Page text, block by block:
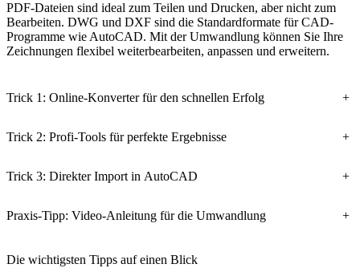
PDF-Dateien sind ideal zum Teilen und Drucken, aber nicht zum
Bearbeiten. DWG und DXF sind die Standardformate für CAD-
Programme wie AutoCAD. Mit der Umwandlung können Sie Ihre
Zeichnungen flexibel weiterbearbeiten, anpassen und erweitern.
Trick 1: Online-Konverter für den schnellen Erfolg +
Trick 2: Profi-Tools für perfekte Ergebnisse +
Trick 3: Direkter Import in AutoCAD +
Praxis-Tipp: Video-Anleitung für die Umwandlung +
Die wichtigsten Tipps auf einen Blick